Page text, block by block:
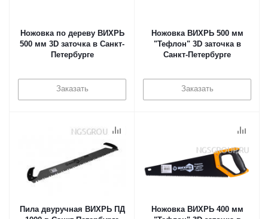
Ножовка по дереву ВИХРЬ
500 мм 3D заточка в Санкт-
Петербурге
Заказать
Ножовка ВИХРЬ 500 мм
"Тефлон" 3D заточка в
Санкт-Петербурге
Заказать
Пила двуручная ВИХРЬ ПД
Ножовка ВИХРЬ 400 мм